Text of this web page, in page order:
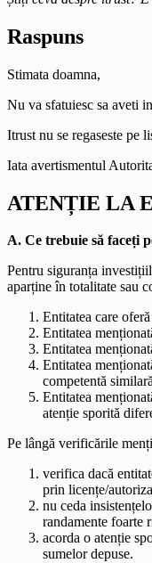
Raspuns
Stimata doamna,
Nu va sfatuiesc sa aveti
Itrust nu se regaseste pe
Iata avertismentul
ATENȚIE LA
A. Ce trebuie să faceți
Pentru siguranța
aparține în totalitate sau
Entitatea care
Entitatea
Entitatea
Entitatea
competentă
Entitatea
atenție sporită
Pe lângă verificările
verifica dacă
prin licențe/
nu ceda
randamente foarte
acorda o atenție
sumelor depuse.